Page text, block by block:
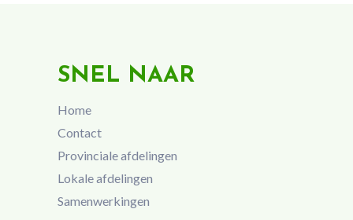
SNEL NAAR
Home
Contact
Provinciale afdelingen
Lokale afdelingen
Samenwerkingen